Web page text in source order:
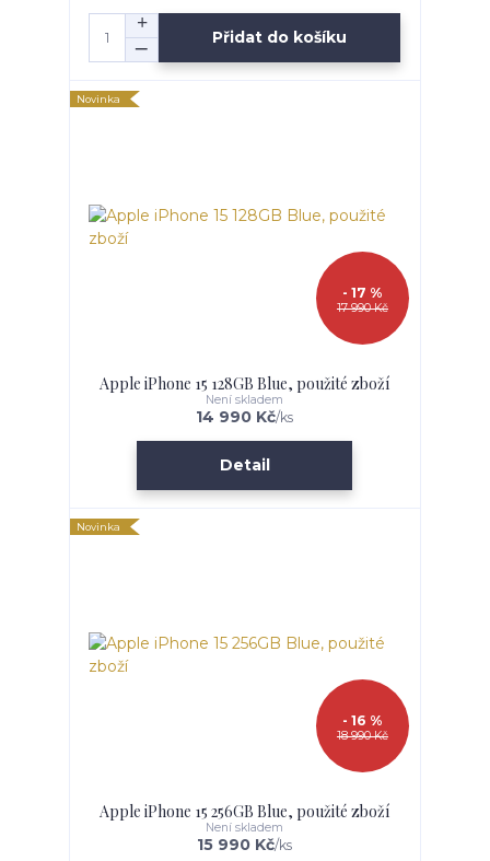
Přidat do košíku
Novinka
17 990 Kč
- 17 %
Apple iPhone 15 128GB Blue, použité zboží
14 990 Kč/ks
Není skladem
Detail
Novinka
18 990 Kč
- 16 %
Apple iPhone 15 256GB Blue, použité zboží
15 990 Kč/ks
Není skladem